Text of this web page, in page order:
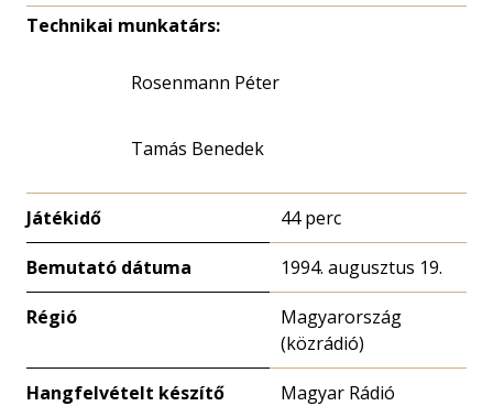
Technikai munkatárs:
Rosenmann Péter
Tamás Benedek
Játékidő 44 perc
Bemutató dátuma 1994. augusztus 19.
Régió
Magyarország
(közrádió)
Hangfelvételt készítő
Magyar Rádió